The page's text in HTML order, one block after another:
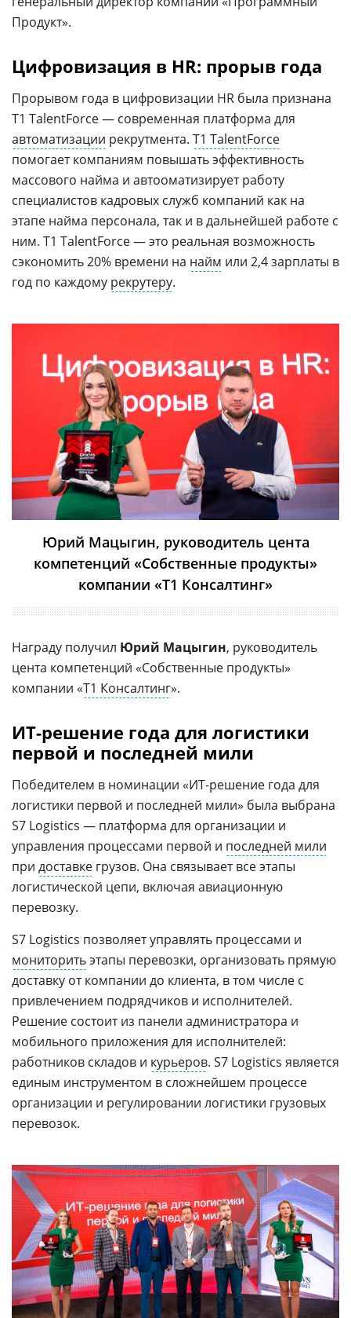
Продукт».
Цифровизация в HR: прорыв года
Прорывом года в цифровизации HR была признана
Т1 TalentForce — современная платформа для
автоматизации рекрутмента. T1 TalentForce
помогает компаниям повышать эффективность
массового найма и автооматизирует работу
специалистов кадровых служб компаний как на
этапе найма персонала, так и в дальнейшей работе с
ним. Т1 TalentForce — это реальная возможность
сэкономить 20% времени на найм или 2,4 зарплаты в
год по каждому рекрутеру.
Юрий Мацыгин, руководитель цента
компетенций «Собственные продукты»
компании «Т1 Консалтинг»
Награду получил Юрий Мацыгин, руководитель
цента компетенций «Собственные продукты»
компании «Т1 Консалтинг».
ИТ-решение года для логистики
первой и последней мили
Победителем в номинации «ИТ-решение года для
логистики первой и последней мили» была выбрана
S7 Logistics — платформа для организации и
управления процессами первой и последней мили
при доставке грузов. Она связывает все этапы
логистической цепи, включая авиационную
перевозку.
S7 Logistics позволяет управлять процессами и
мониторитьэтапы перевозки, организовать прямую
доставку от компании до клиента, в том числе с
привлечением подрядчиков и исполнителей.
Решение состоит из панели администратора и
мобильного приложения для исполнителей:
работников складов и курьеров. S7 Logistics является
единым инструментом в сложнейшем процессе
организации и регулировании логистики грузовых
перевозок.